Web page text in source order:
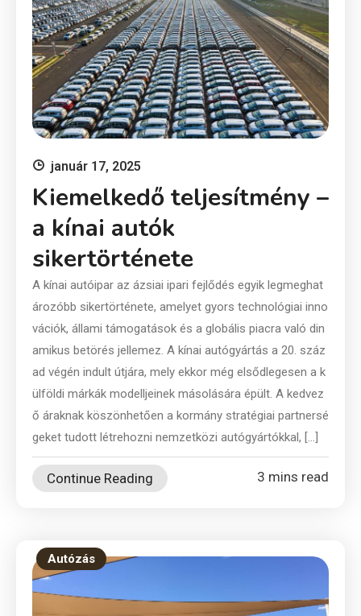
január 17, 2025
Kiemelkedő teljesítmény –
a kínai autók
sikertörténete
A kínai autóipar az ázsiai ipari fejlődés egyik legmeghat
ározóbb sikertörténete, amelyet gyors technológiai inno
vációk, állami támogatások és a globális piacra való din
amikus betörés jellemez. A kínai autógyártás a 20. száz
ad végén indult útjára, mely ekkor még elsődlegesen a k
ülföldi márkák modelljeinek másolására épült. A kedvez
ő áraknak köszönhetően a kormány stratégiai partnersé
geket tudott létrehozni nemzetközi autógyártókkal, […]
Continue Reading 3 mins read
Autózás